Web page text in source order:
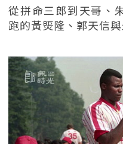
從拼命三郎到天哥、
跑的黃煚隆、郭天信